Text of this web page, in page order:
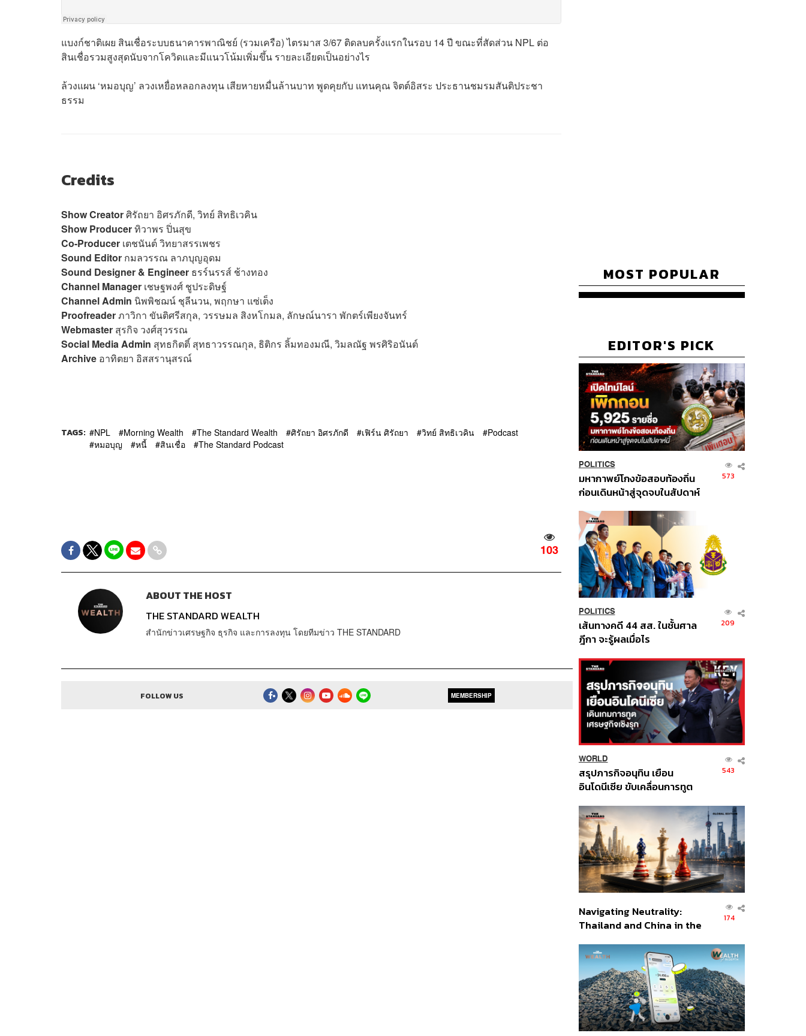
แบงก์ชาติเผย สินเชื่อระบบธนาคารพาณิชย์ (รวมเครือ) ไตรมาส 3/67 ติดลบครั้งแรกในรอบ 14 ปี ขณะที่สัดส่วน NPL ต่อ
สินเชื่อรวมสูงสุดนับจากโควิดและมีแนวโน้มเพิ่มขึ้น รายละเอียดเป็นอย่างไร
ล้วงแผน ‘หมอบุญ’ ลวงเหยื่อหลอกลงทุน เสียหายหมื่นล้านบาท พูดคุยกับ แทนคุณ จิตต์อิสระ ประธานชมรมสันติประชา
ธรรม
Credits
Show Creatorศิรัถยา อิศรภักดี, วิทย์ สิทธิเวคิน
Show Producerทิวาพร ปิ่นสุข
Co-Producer เตชนันต์ วิทยาสรรเพชร
Sound Editor กมลวรรณ ลาภบุญอุดม
Sound Designer & Engineer ธรร์นรรส์ ช้างทอง
Channel Manager เชษฐพงศ์ ชูประดิษฐ์
Channel Admin นิพพิชฌน์ ชุลีนวน, พฤกษา แซ่เต็ง
Proofreaderภาวิกา ขันติศรีสกุล, วรรษมล สิงหโกมล, ลักษณ์นารา พักตร์เพียงจันทร์
Webmaster สุรกิจ วงศ์สุวรรณ
Social Media Admin สุทธกิตติ์​ สุทธาวรรณกุล, ธิติกร ลิ้มทองมณี, วิมลณัฐ พรศิริอนันต์
Archive อาทิตยา อิสสรานุสรณ์
TAGS: NPL Morning Wealth The Standard Wealth ศิรัถยา อิศรภักดี เฟิร์น ศิรัถยา วิทย์ สิทธิเวคิน
Podcast
หมอบุญ
หนี้ สินเชื่อ The Standard Podcast
103
ABOUT THE HOST
THE STANDARD WEALTH
สำนักข่าวเศรษฐกิจ ธุรกิจ และการลงทุน โดยทีมข่าว THE STANDARD
FOLLOW US MEMBERSHIP
MOST POPULAR
EDITOR'S PICK
POLITICS
มหากาพย์โกงข้อสอบท้องถิ่น
ก่อนเดินหน้าสู่จุดจบในสัปดาห์
573
POLITICS
เส้นทางคดี 44 สส. ในชั้นศาล
ฎีกา จะรู้ผลเมื่อไร
209
WORLD
สรุปภารกิจอนุทิน เยือน
อินโดนีเซีย ขับเคลื่อนการทูต
ส่วนยุทธศาสตร์ไทย –
อินโดนีเซีย
543
Navigating Neutrality:
Thailand and China in the
Order
174